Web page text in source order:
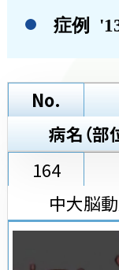
症例
No.
病名（部
164
中大脳